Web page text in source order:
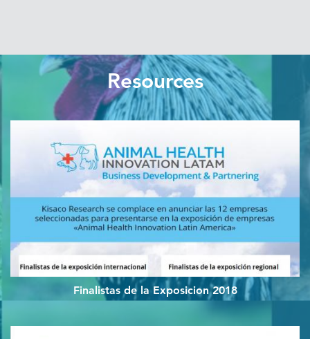
Resources
Finalistas de la Exposicion 2018